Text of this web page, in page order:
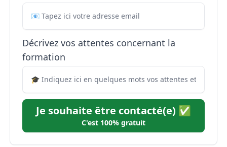
Décrivez vos attentes concernant la
formation
Je souhaite être contacté(e) ✅
C'est 100% gratuit